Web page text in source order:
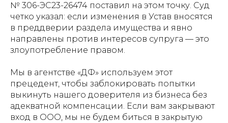
№ 306-ЭС23-26474 поставил на этом точку. Суд
четко указал: если изменения в Устав вносятся
в преддверии раздела имущества и явно
направлены против интересов супруга — это
злоупотребление правом.
Мы в агентстве «ДФ» используем этот
прецедент, чтобы заблокировать попытки
выкинуть нашего доверителя из бизнеса без
адекватной компенсации. Если вам закрывают
вход в ООО, мы не будем биться в закрытую